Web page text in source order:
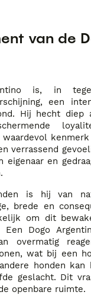
van de
is, in
een
Hij hecht diep
waardevol
verrassend
eigenaar en
is hij van
brede en
om dit
Een Dogo
overmatig
wat bij een
honden kan
geslacht. Dit
openbare ruimte.